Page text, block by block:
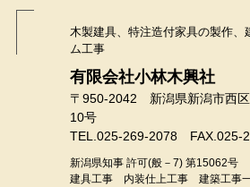
木製建具、特注造付家具の製作、
ム工事
有限会社小林木興社
〒950-2042 新潟県新潟市西
10号
TEL.025-269-2078 FAX.025-
新潟県知事 許可(般－7) 第15062号
建具工事 内装仕上工事 建築工事